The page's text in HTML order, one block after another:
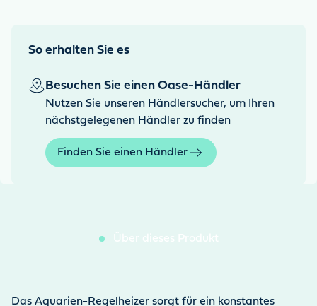
So erhalten Sie es
Besuchen Sie einen Oase-Händler
Nutzen Sie unseren Händlersucher, um Ihren
nächstgelegenen Händler zu finden
Finden Sie einen Händler
Über dieses Produkt
Das Aquarien-Regelheizer sorgt für ein konstantes